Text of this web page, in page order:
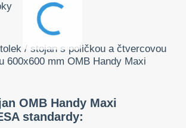
OMB Handy Maxi
standardy: